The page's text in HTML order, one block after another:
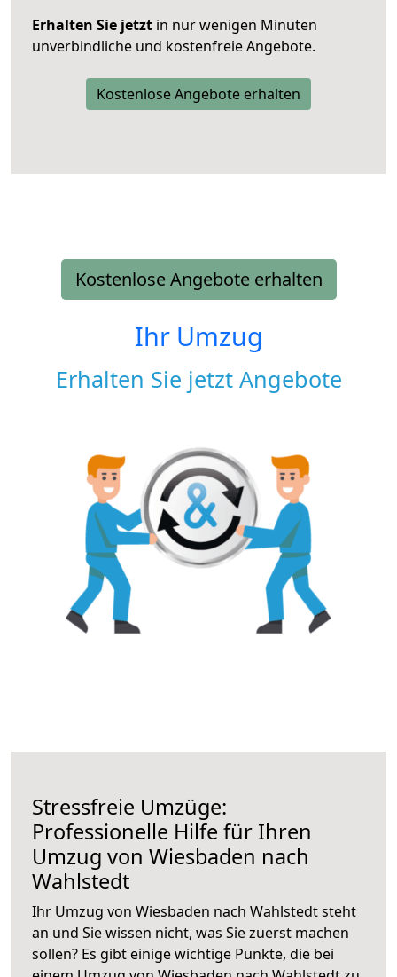
Erhalten Sie jetzt in nur wenigen Minuten
unverbindliche und kostenfreie Angebote.
Kostenlose Angebote erhalten
Kostenlose Angebote erhalten
Ihr Umzug
Erhalten Sie jetzt Angebote
Stressfreie Umzüge:
Professionelle Hilfe für Ihren
Umzug von Wiesbaden nach
Wahlstedt
Ihr Umzug von Wiesbaden nach Wahlstedt steht
an und Sie wissen nicht, was Sie zuerst machen
sollen? Es gibt einige wichtige Punkte, die bei